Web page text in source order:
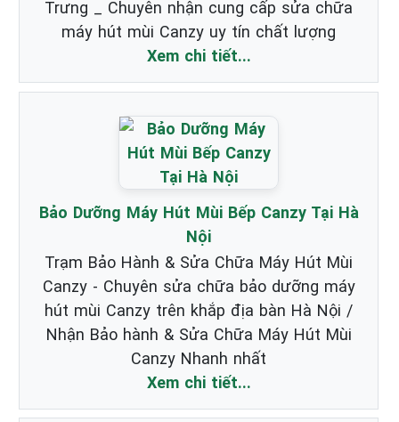
Trưng _ Chuyên nhận cung cấp sửa chữa
máy hút mùi Canzy uy tín chất lượng
Xem chi tiết...
Bảo Dưỡng Máy Hút Mùi Bếp Canzy Tại Hà
Nội
Trạm Bảo Hành & Sửa Chữa Máy Hút Mùi
Canzy - Chuyên sửa chữa bảo dưỡng máy
hút mùi Canzy trên khắp địa bàn Hà Nội /
Nhận Bảo hành & Sửa Chữa Máy Hút Mùi
Canzy Nhanh nhất
Xem chi tiết...